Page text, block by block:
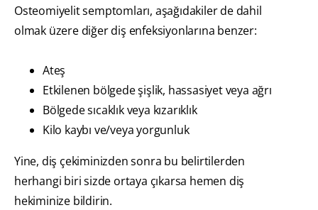
Osteomiyelit semptomları, aşağıdakiler de dahil
olmak üzere diğer diş enfeksiyonlarına benzer:
Ateş
Etkilenen bölgede şişlik, hassasiyet veya ağrı
Bölgede sıcaklık veya kızarıklık
Kilo kaybı ve/veya yorgunluk
Yine, diş çekiminizden sonra bu belirtilerden
herhangi biri sizde ortaya çıkarsa hemen diş
hekiminize bildirin.